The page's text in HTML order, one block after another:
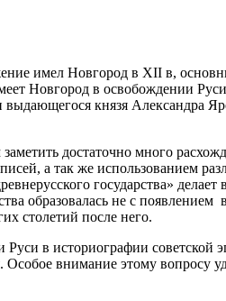
имел Новгород в XII в,
Новгород в освобождении
князя Александра
достаточно много
а так же использованием
государства»
образовалась не с
столетий после него.
в историографии советской
Особое внимание этому